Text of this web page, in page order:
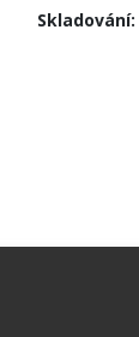
Skladování: